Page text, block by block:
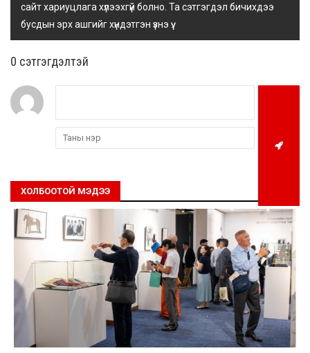
сайт хариуцлага хүлээхгүй болно. Та сэтгэгдэл бичихдээ
бусдын эрх ашгийг хүндэтгэн үзнэ үү.
0 cэтгэгдэлтэй
ХОЛБООТОЙ МЭДЭЭ